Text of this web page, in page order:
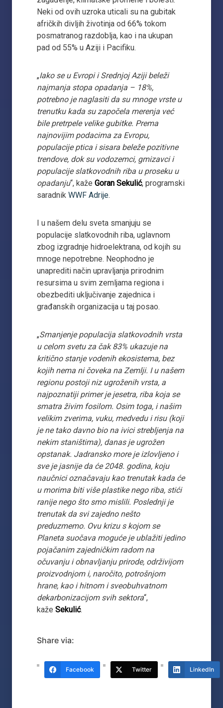
Neki od ovih uzroka uticali su na gubitak
afričkih divljih životinja od 66% tokom
posmatranog razdoblja, kao i na ukupan
pad od 55% u Aziji i Pacifiku.
„Iako se u Evropi i Srednjoj Aziji beleži
najmanja stopa opadanja – 18%,
potrebno je naglasiti da su mnoge vrste u
trenutku kada su započela merenja već
bile pretrpele velike gubitke. Prema
najnovijim podacima za Evropu,
populacije ptica i sisara beleže pozitivne
trendove, dok su vodozemci, gmizavci i
populacije slatkovodnih riba u proseku u
opadanju“, kaže Goran Sekulić, programski
saradnik WWF Adrije.
I u našem delu sveta smanjuju se
populacije slatkovodnih riba, uglavnom
zbog izgradnje hidroelektrana, od kojih su
mnoge nepotrebne. Neophodno je
unaprediti način upravljanja prirodnim
resursima u svim zemljama regiona i
obezbediti uključivanje zajednica i
građanskih organizacija u taj posao.
„Smanjenje populacija slatkovodnih vrsta
u celom svetu za čak 83% ukazuje na
kritično stanje vodenih ekosistema, bez
kojih nema ni čoveka na Zemlji. I u našem
regionu postoji niz ugroženih vrsta, a
najpoznatiji primer je jesetra, riba koja se
smatra živim fosilom. Osim toga, i našim
velikim zverima, vuku, medvedu i risu (koji
je ne tako davno bio na ivici strebljenja na
nekim staništima), danas je ugrožen
opstanak. Jadransko more je izlovljeno i
sve je jasnije da će 2048. godina, koju
naučnici označavaju kao trenutak kada će
u morima biti više plastike nego riba, stići
ranije nego što smo mislili. Poslednji je
trenutak da svi zajedno nešto
preduzmemo. Ovu krizu s kojom se
Planeta suočava moguće je ublažiti jedino
pojačanim zajedničkim radom na
očuvanju i obnavljanju prirode, održivijom
proizvodnjom i, naročito, potrošnjom
hrane, kao i hitnom i sveobuhvatnom
dekarbonizacijom svih sektora“,
kaže Sekulić.
Share via:
Facebook Twitter LinkedIn